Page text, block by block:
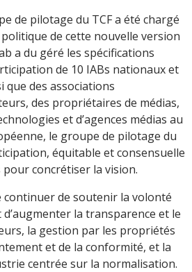
de pilotage du TCF a été chargé
de cette nouvelle version
a du géré les spécifications
de 10 IABs nationaux et
que des associations
des propriétaires de médias,
et d’agences médias au
le groupe de pilotage du
équitable et consensuelle
concrétiser la vision.
continuer de soutenir la volonté
la transparence et le
la gestion par les propriétés
et de la conformité, et la
centrée sur la normalisation.